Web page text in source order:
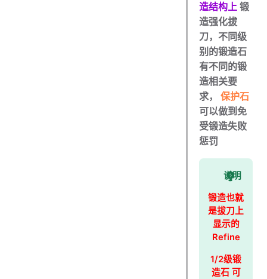
造结构上 锻
造强化拔
刀，不同级
别的锻造石
有不同的锻
造相关要
求，保护石
可以做到免
受锻造失败
惩罚
说明
锻造也就
是拔刀上
显示的
Refine
1/2级锻
造石 可